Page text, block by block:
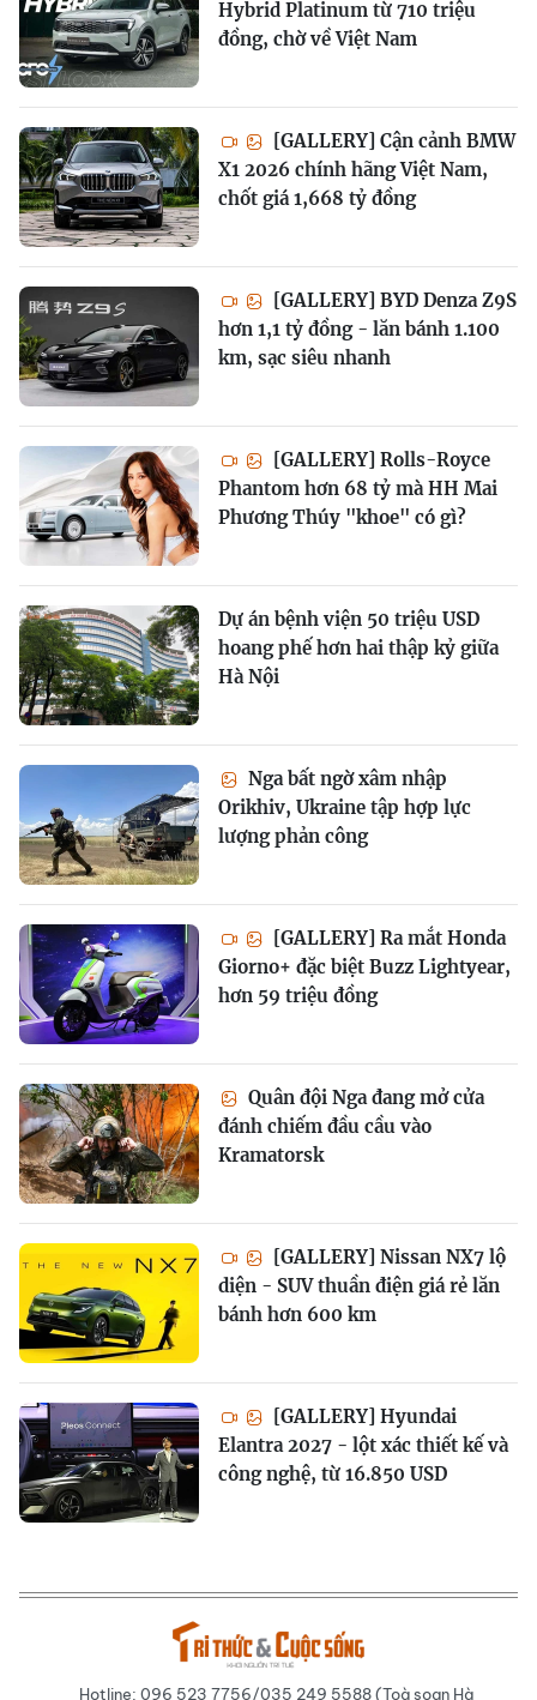
Hybrid Platinum từ 710 triệu
đồng, chờ về Việt Nam
[GALLERY] Cận cảnh BMW
X1 2026 chính hãng Việt Nam,
chốt giá 1,668 tỷ đồng
[GALLERY] BYD Denza Z9S
hơn 1,1 tỷ đồng - lăn bánh 1.100
km, sạc siêu nhanh
[GALLERY] Rolls-Royce
Phantom hơn 68 tỷ mà HH Mai
Phương Thúy "khoe" có gì?
Dự án bệnh viện 50 triệu USD
hoang phế hơn hai thập kỷ giữa
Hà Nội
Nga bất ngờ xâm nhập
Orikhiv, Ukraine tập hợp lực
lượng phản công
[GALLERY] Ra mắt Honda
Giorno+ đặc biệt Buzz Lightyear,
hơn 59 triệu đồng
Quân đội Nga đang mở cửa
đánh chiếm đầu cầu vào
Kramatorsk
[GALLERY] Nissan NX7 lộ
diện - SUV thuần điện giá rẻ lăn
bánh hơn 600 km
[GALLERY] Hyundai
Elantra 2027 - lột xác thiết kế và
công nghệ, từ 16.850 USD
Hotline: 096 523 7756/035 249 5588 (Toà soạn Hà